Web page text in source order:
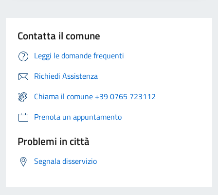
Contatta il comune
Leggi le domande frequenti
Richiedi Assistenza
Chiama il comune +39 0765 723112
Prenota un appuntamento
Problemi in città
Segnala disservizio